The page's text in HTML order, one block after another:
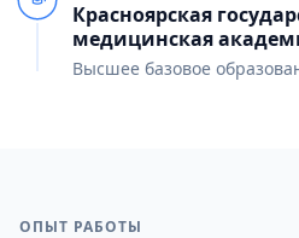
Красноярская
медицинская
Высшее базовое
ОПЫТ РАБОТЫ